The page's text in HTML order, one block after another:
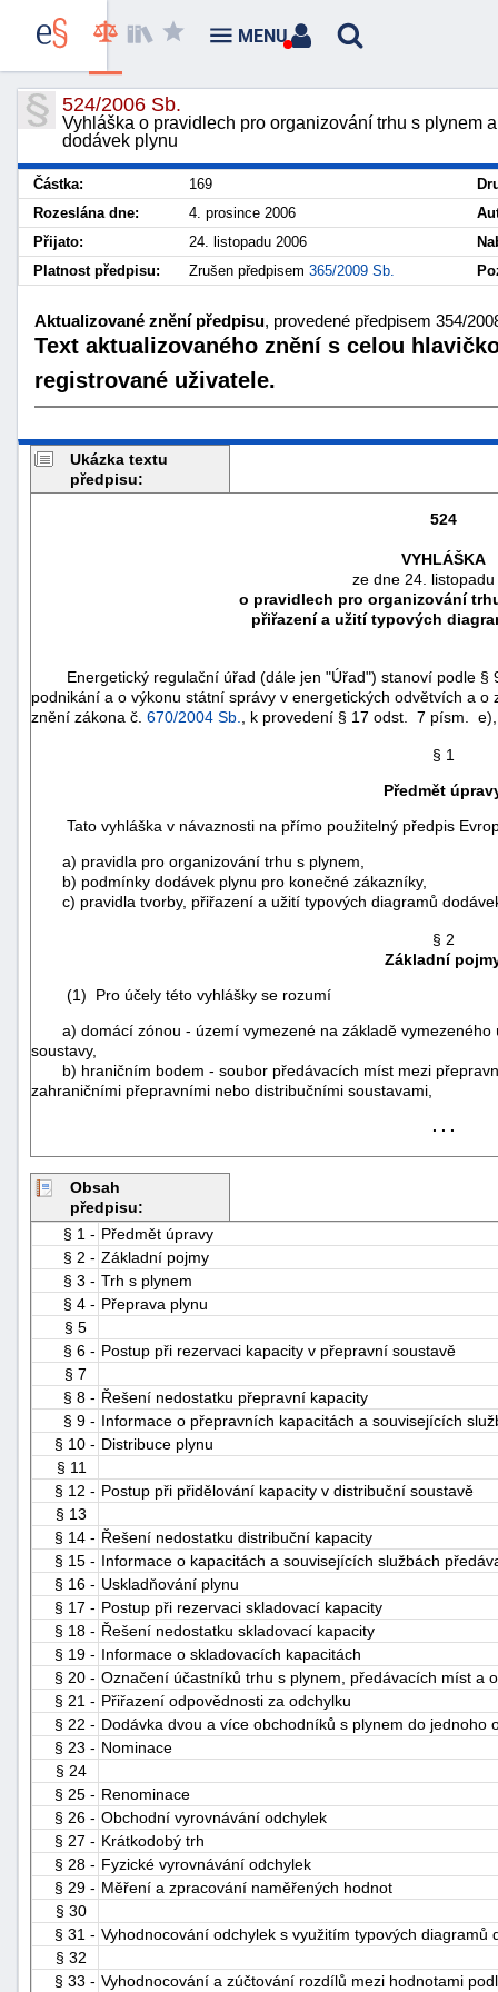
524/2006 Sb.
Vyhláška o pravidlech pro organizování trhu s plynem
dodávek plynu
Částka: 169
Rozeslána dne:
4. prosince 2006
Přijato:
24. listopadu 2006
Platnost předpisu:
Zrušen předpisem 365/2009 Sb.
Aktualizované znění předpisu, provedené předpisem 354/
Text aktualizovaného znění s celou
registrované uživatele.
Ukázka textu
předpisu:
524
VYHLÁŠKA
ze dne 24. listopadu
o pravidlech pro organizování
přiřazení a užití typových
Energetický regulační úřad (dále jen "Úřad") stanoví podle §
podnikání a o výkonu státní správy v energetických odvětvích a
znění zákona č. 670/2004 Sb. , k provedení § 17 odst. 7 písm.
§ 1
Předmět
Tato vyhláška v návaznosti na přímo použitelný předpis
a) pravidla pro organizování trhu s plynem,
b) podmínky dodávek plynu pro konečné zákazníky,
c) pravidla tvorby, přiřazení a užití typových diagramů
§ 2
Základní
(1) Pro účely této vyhlášky se rozumí
a) domácí zónou - území vymezené na základě vymezeného
soustavy,
b) hraničním bodem - soubor předávacích míst mezi
zahraničními přepravními nebo distribučními soustavami,
. . .
Obsah
předpisu:
§ 1 - Předmět úpravy
§ 2 - Základní pojmy
§ 3 - Trh s plynem
§ 4 - Přeprava plynu
§ 5
§ 6 - Postup při rezervaci kapacity v přepravní soustavě
§ 7
§ 8 - Řešení nedostatku přepravní kapacity
§ 9 - Informace o přepravních kapacitách a souvisejících
§ 10 - Distribuce plynu
§ 11
§ 12 - Postup při přidělování kapacity v distribuční soustavě
§ 13
§ 14 - Řešení nedostatku distribuční kapacity
§ 15 - Informace o kapacitách a souvisejících službách
§ 16 - Uskladňování plynu
§ 17 - Postup při rezervaci skladovací kapacity
§ 18 - Řešení nedostatku skladovací kapacity
§ 19 - Informace o skladovacích kapacitách
§ 20 - Označení účastníků trhu s plynem, předávacích míst a
§ 21 - Přiřazení odpovědnosti za odchylku
§ 22 - Dodávka dvou a více obchodníků s plynem do jednoho
§ 23 - Nominace
§ 24
§ 25 - Renominace
§ 26 - Obchodní vyrovnávání odchylek
§ 27 - Krátkodobý trh
§ 28 - Fyzické vyrovnávání odchylek
§ 29 - Měření a zpracování naměřených hodnot
§ 30
§ 31 - Vyhodnocování odchylek s využitím typových diagramů
§ 32
§ 33 - Vyhodnocování a zúčtování rozdílů mezi hodnotami
MENU
škody
-
náhrady